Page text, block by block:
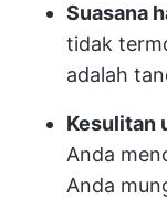
Suasana
tidak
adalah
Kesulitan
Anda
Anda